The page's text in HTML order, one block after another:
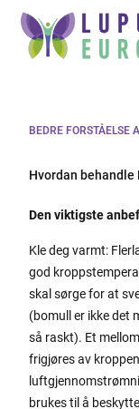
BEDRE FORSTÅELSE
Hvordan behandle
Den viktigste
Kle deg varmt:
god
skal sørge for at
(bomull er ikke det
så raskt). Et
frigjøres av
brukes til å